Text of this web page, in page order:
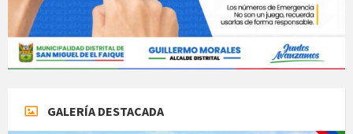
GALERÍA DESTACADA